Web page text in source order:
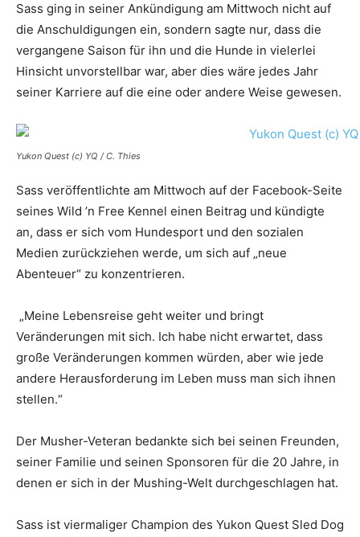
Sass ging in seiner Ankündigung am Mittwoch nicht auf
die Anschuldigungen ein, sondern sagte nur, dass die
vergangene Saison für ihn und die Hunde in vielerlei
Hinsicht unvorstellbar war, aber dies wäre jedes Jahr
seiner Karriere auf die eine oder andere Weise gewesen.
Yukon Quest (c) YQ / C. Thies
Sass veröffentlichte am Mittwoch auf der Facebook-Seite
seines Wild ’n Free Kennel einen Beitrag und kündigte
an, dass er sich vom Hundesport und den sozialen
Medien zurückziehen werde, um sich auf „neue
Abenteuer“ zu konzentrieren.
„Meine Lebensreise geht weiter und bringt
Veränderungen mit sich. Ich habe nicht erwartet, dass
große Veränderungen kommen würden, aber wie jede
andere Herausforderung im Leben muss man sich ihnen
stellen.“
Der Musher-Veteran bedankte sich bei seinen Freunden,
seiner Familie und seinen Sponsoren für die 20 Jahre, in
denen er sich in der Mushing-Welt durchgeschlagen hat.
Sass ist viermaliger Champion des Yukon Quest Sled Dog